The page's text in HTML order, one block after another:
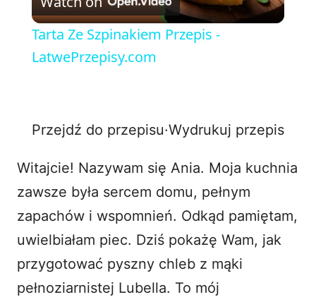
l
V
i
d
e
Tarta Ze Szpinakiem Przepis -
LatwePrzepisy.com
Przejdź do przepisu·Wydrukuj przepis
Witajcie! Nazywam się Ania. Moja kuchnia
zawsze była sercem domu, pełnym
zapachów i wspomnień. Odkąd pamiętam,
uwielbiałam piec. Dziś pokażę Wam, jak
przygotować pyszny chleb z mąki
pełnoziarnistej Lubella. To mój